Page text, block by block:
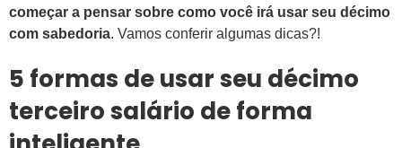
começar a pensar sobre como você irá usar seu décimo
com sabedoria. Vamos conferir algumas dicas?!
5 formas de usar seu décimo
terceiro salário de forma